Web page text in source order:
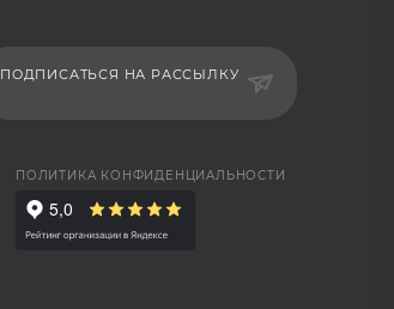
ПОДПИСАТЬСЯ НА РАССЫЛКУ
ПОЛИТИКА КОНФИДЕНЦИАЛЬНОСТИ